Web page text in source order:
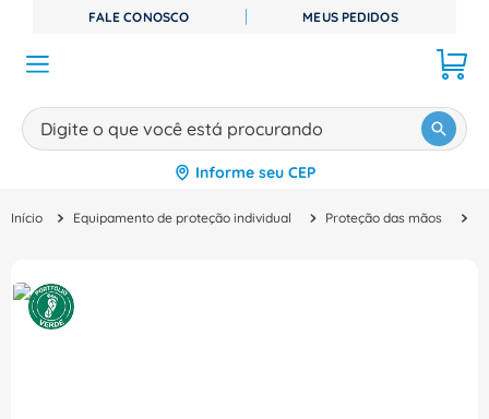
FALE CONOSCO MEUS PEDIDOS
Digite o que você está procurando
Informe seu CEP
Equipamento de proteção individual Proteção das mãos
TERMOS MAIS BUSCADOS
º disjuntor
3º